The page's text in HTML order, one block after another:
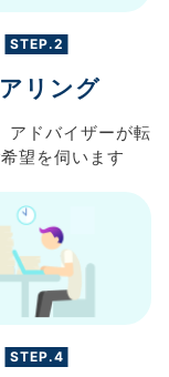
STEP.2
リング
アドバイザーが転
望を伺います
STEP.4